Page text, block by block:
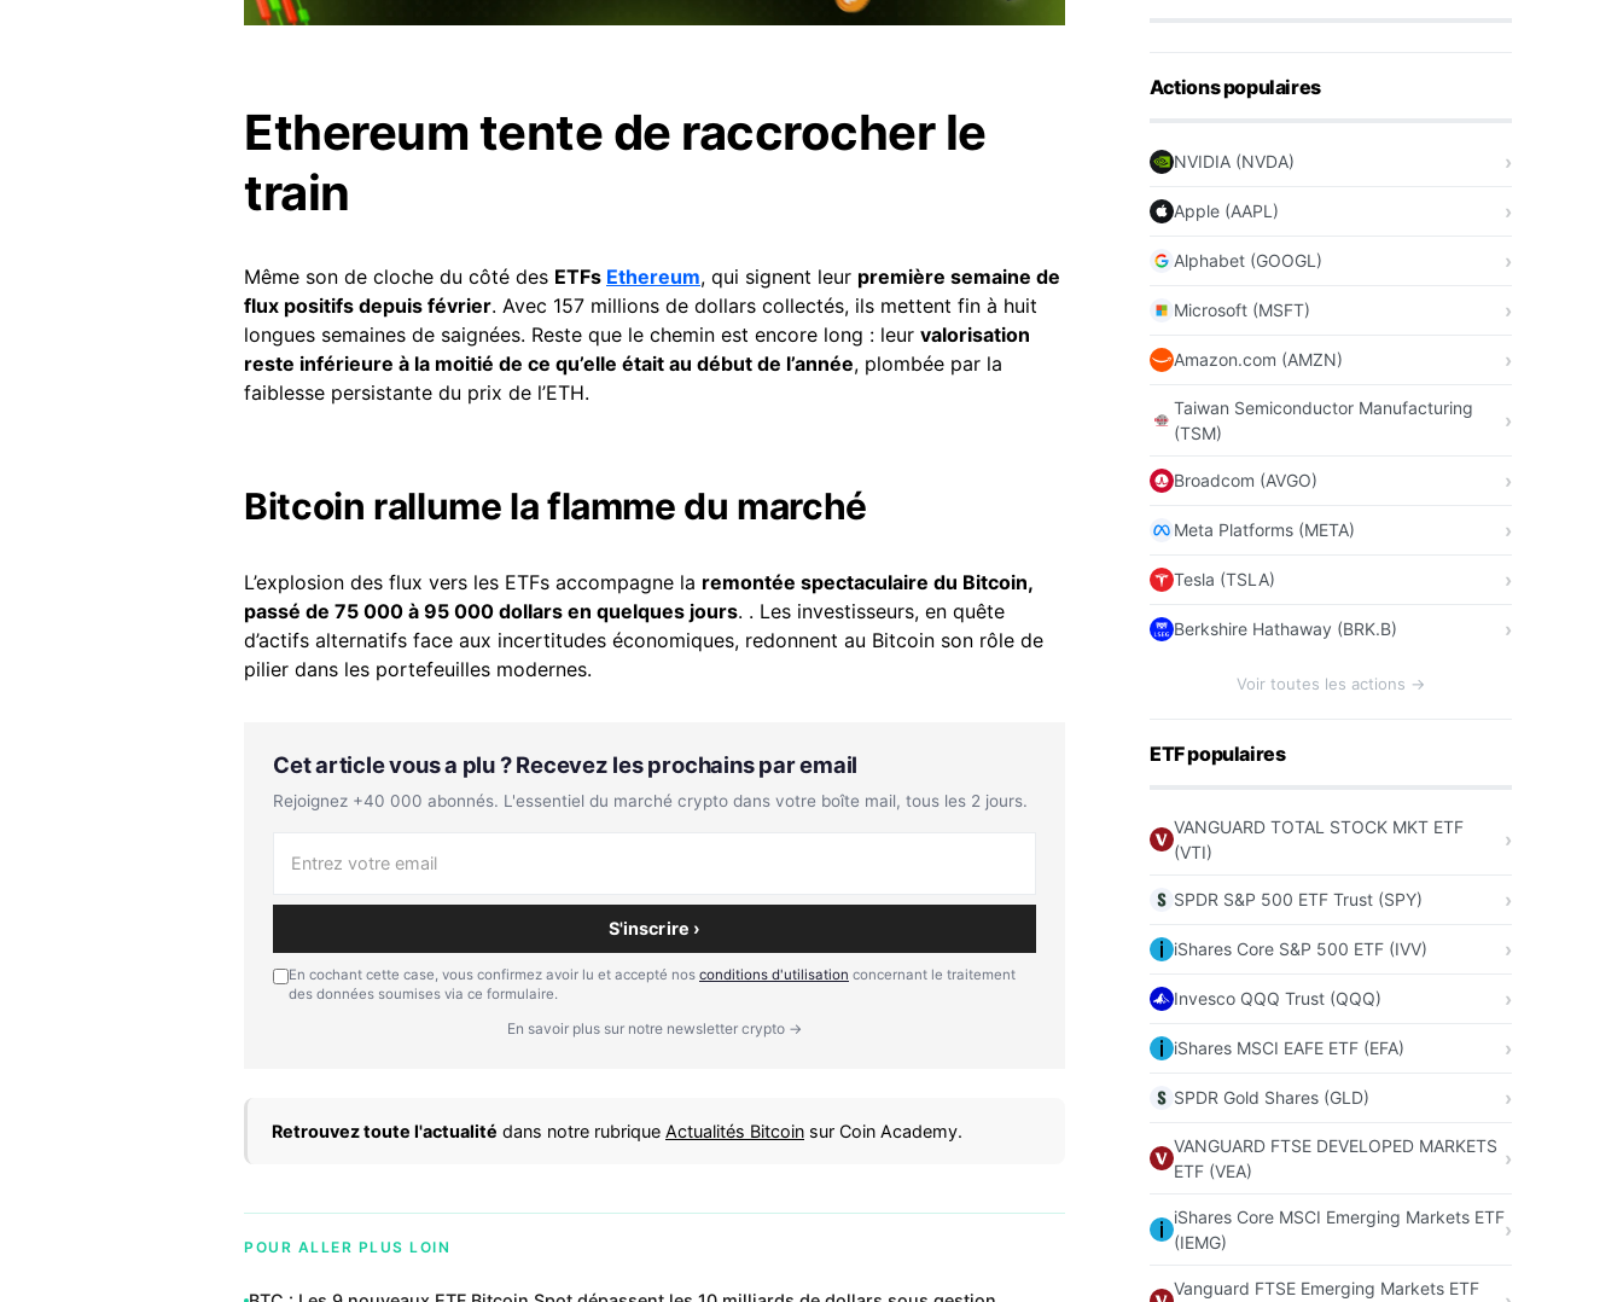
Ethereum tente de raccrocher le
train
Même son de cloche du côté des ETFs Ethereum, qui signent leur première semaine de
flux positifs depuis février. Avec 157 millions de dollars collectés, ils mettent fin à huit
longues semaines de saignées. Reste que le chemin est encore long : leur valorisation
reste inférieure à la moitié de ce qu’elle était au début de l’année, plombée par la
faiblesse persistante du prix de l’ETH.
Bitcoin rallume la flamme du marché
L’explosion des flux vers les ETFs accompagne la remontée spectaculaire du Bitcoin,
passé de 75 000 à 95 000 dollars en quelques jours. . Les investisseurs, en quête
d’actifs alternatifs face aux incertitudes économiques, redonnent au Bitcoin son rôle de
pilier dans les portefeuilles modernes.
Cet article vous a plu ? Recevez les prochains par email
Rejoignez +40 000 abonnés. L'essentiel du marché crypto dans votre boîte mail, tous les 2 jours.
S'inscrire ›
En cochant cette case, vous confirmez avoir lu et accepté nos conditions d'utilisation concernant le traitement
des données soumises via ce formulaire.
En savoir plus sur notre newsletter crypto →
Retrouvez toute l'actualité dans notre rubrique Actualités Bitcoin sur Coin Academy.
POUR ALLER PLUS LOIN
Actions populaires
NVIDIA (NVDA)
Apple (AAPL)
Alphabet (GOOGL)
Microsoft (MSFT)
Amazon.com (AMZN)
Taiwan Semiconductor Manufacturing
(TSM)
Broadcom (AVGO)
Meta Platforms (META)
Tesla (TSLA)
Berkshire Hathaway (BRK.B)
Voir toutes les actions →
ETF populaires
VANGUARD TOTAL STOCK MKT ETF
(VTI)
SPDR S&P 500 ETF Trust (SPY)
iShares Core S&P 500 ETF (IVV)
Invesco QQQ Trust (QQQ)
iShares MSCI EAFE ETF (EFA)
SPDR Gold Shares (GLD)
VANGUARD FTSE DEVELOPED MARKETS
ETF (VEA)
iShares Core MSCI Emerging Markets ETF
(IEMG)
Vanguard FTSE Emerging Markets ETF